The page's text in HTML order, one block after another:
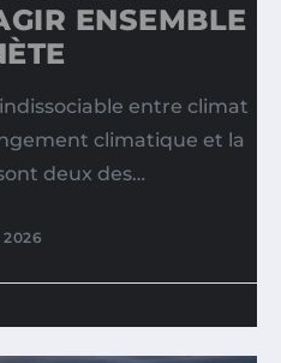
ENSEMBLE
entre climat
climatique et la
deux des…
2026